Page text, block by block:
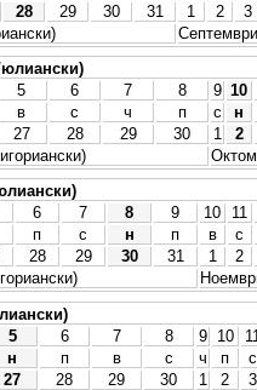
28 29 30 31 1 2
3
юлиански)
5 6 7 8 9 10
в с ч п с
н
27 28 29 30 1
2
6 7 8 9 10
11
п с н п в
с
28 29 30 31 1
2
5 6 7 8 9 10
н п в с ч п
с
27 28 29 30 1 2
3